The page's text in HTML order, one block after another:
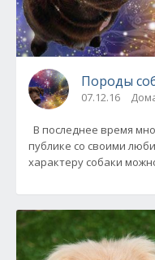
07.12.16
В последнее время
публике со своими
характеру собаки